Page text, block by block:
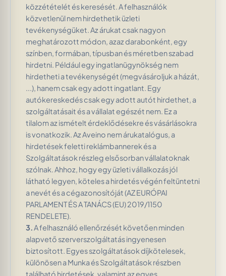
közzétételét és keresését. A felhasználók
közvetlenül nem hirdethetik üzleti
tevékenységüket. Az árukat csak nagyon
meghatározott módon, azaz darabonként, egy
színben, formában, típusban és méretben szabad
hirdetni. Például egy ingatlanügynökség nem
hirdetheti a tevékenységét (megvásároljuk a házát,
...), hanem csak egy adott ingatlant. Egy
autókereskedés csak egy adott autót hirdethet, a
szolgáltatásait és a vállalat egészét nem. Ez a
tilalom az ismételt érdeklődésekre és vásárlásokra
is vonatkozik. Az Aveino nem árukatalógus, a
hirdetések feletti reklámbannerek és a
Szolgáltatások részleg elsősorban vállalatoknak
szólnak. Ahhoz, hogy egy üzleti vállalkozás jól
látható legyen, köteles a hirdetés végén feltüntetni
a nevét és a cégazonosítóját (AZ EURÓPAI
PARLAMENT ÉS A TANÁCS (EU) 2019/1150
RENDELETE).
3.A felhasználó ellenőrzését követően minden
alapvető szerverszolgáltatás ingyenesen
biztosított. Egyes szolgáltatások díjkötelesek,
különösen a Munka és Szolgáltatások részben
található hirdetések, valamint az egyes